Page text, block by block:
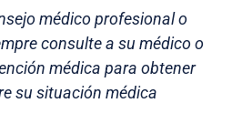
médico profesional o
consulte a su médico o
médica para obtener
su situación médica